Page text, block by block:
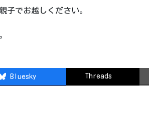
子でお越しください。
Bluesky Threads